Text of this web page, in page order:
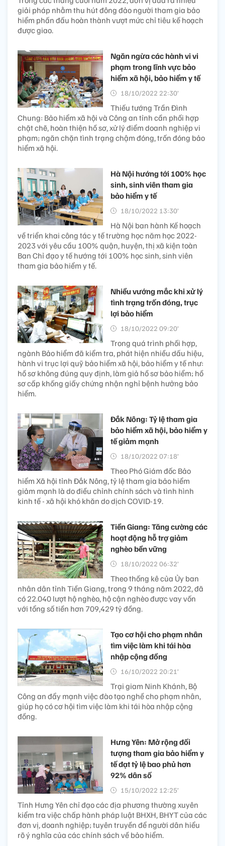
giải pháp nhằm thu hút đông đảo người tham gia bảo
hiểm phấn đấu hoàn thành vượt mức chỉ tiêu kế hoạch
được giao.
Ngăn ngừa các hành vi vi
phạm trong lĩnh vực bảo
hiểm xã hội, bảo hiểm y tế
18/10/2022 22:30’
Thiếu tướng Trần Đình
Chung: Bảo hiểm xã hội và Công an tỉnh cần phối hợp
chặt chẽ, hoàn thiện hồ sơ, xử lý điểm doanh nghiệp vi
phạm; ngăn chặn tình trạng chậm đóng, trốn đóng bảo
hiểm xã hội.
Hà Nội hướng tới 100% học
sinh, sinh viên tham gia
bảo hiểm y tế
18/10/2022 13:30’
Hà Nội ban hành Kế hoạch
về triển khai công tác y tế trường học năm học 2022-
2023 với yêu cầu 100% quận, huyện, thị xã kiện toàn
Ban Chỉ đạo y tế hướng tới 100% học sinh, sinh viên
tham gia bảo hiểm y tế.
Nhiều vướng mắc khi xử lý
tình trạng trốn đóng, trục
lợi bảo hiểm
18/10/2022 09:20’
Trong quá trình phối hợp,
ngành Bảo hiểm đã kiểm tra, phát hiện nhiều dấu hiệu,
hành vi trục lợi quỹ bảo hiểm xã hội, bảo hiểm y tế như:
hồ sơ không đúng quy định, làm giả hồ sơ bảo hiểm; hồ
sơ cấp khống giấy chứng nhận nghỉ bệnh hưởng bảo
hiểm.
Đắk Nông: Tỷ lệ tham gia
bảo hiểm xã hội, bảo hiểm y
tế giảm mạnh
18/10/2022 07:18’
Theo Phó Giám đốc Bảo
hiểm Xã hội tỉnh Đắk Nông, tỷ lệ tham gia bảo hiểm
giảm mạnh là do điều chỉnh chính sách và tình hình
kinh tế - xã hội khó khăn do dịch COVID-19.
Tiền Giang: Tăng cường các
hoạt động hỗ trợ giảm
nghèo bền vững
18/10/2022 06:32’
Theo thống kê của Ủy ban
nhân dân tỉnh Tiền Giang, trong 9 tháng năm 2022, đã
có 22.040 lượt hộ nghèo, hộ cận nghèo được vay vốn
với tổng số tiền hơn 709,429 tỷ đồng.
Tạo cơ hội cho phạm nhân
tìm việc làm khi tái hòa
nhập cộng đồng
16/10/2022 20:21’
Trại giam Ninh Khánh, Bộ
Công an đẩy mạnh việc đào tạo nghề cho phạm nhân,
giúp họ có cơ hội tìm việc làm khi tái hòa nhập cộng
đồng.
Hưng Yên: Mở rộng đối
tượng tham gia bảo hiểm y
tế đạt tỷ lệ bao phủ hơn
92% dân số
15/10/2022 12:25’
Tỉnh Hưng Yên chỉ đạo các địa phương thường xuyên
kiểm tra việc chấp hành pháp luật BHXH, BHYT của các
đơn vị, doanh nghiệp; tuyên truyền để người dân hiểu
rõ ý nghĩa của các chính sách về bảo hiểm.